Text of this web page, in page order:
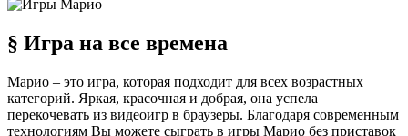
§ Игра на все времена
Марио – это игра, которая подходит для всех возрастных
категорий. Яркая, красочная и добрая, она успела
перекочевать из видеоигр в браузеры. Благодаря современным
технологиям Вы можете сыграть в игры Марио без приставок